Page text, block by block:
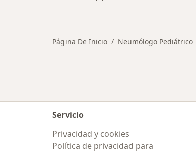
Página De Inicio Neumólogo Pediátrico
Servicio
Privacidad y cookies
Política de privacidad para